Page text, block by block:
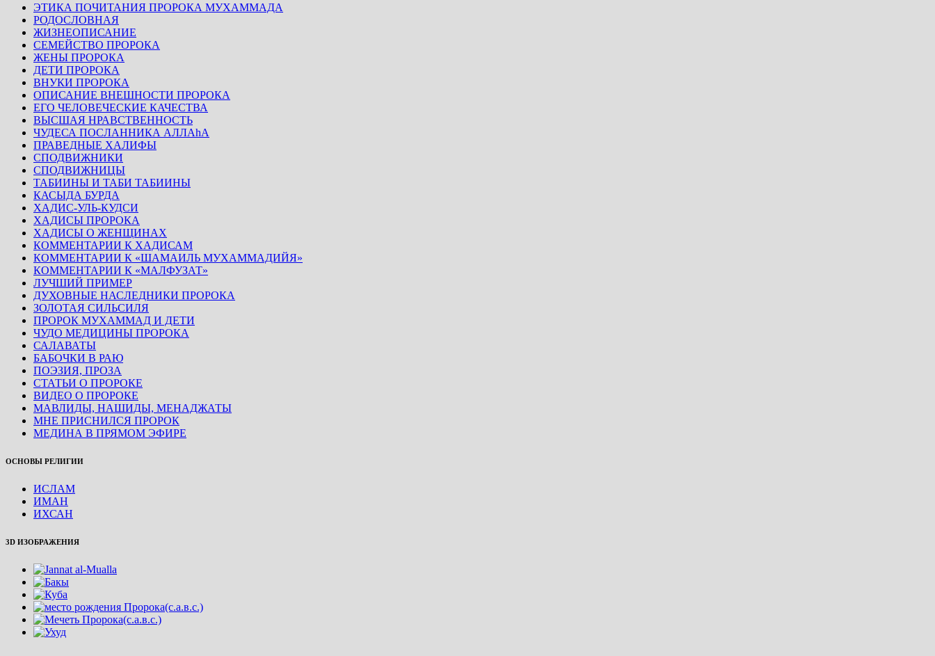
ЭТИКА ПОЧИТАНИЯ ПРОРОКА МУХАММАДА
РОДОСЛОВНАЯ
ЖИЗНЕОПИСАНИЕ
СЕМЕЙСТВО ПРОРОКА
ЖЕНЫ ПРОРОКА
ДЕТИ ПРОРОКА
ВНУКИ ПРОРОКА
ОПИСАНИЕ ВНЕШНОСТИ ПРОРОКА
ЕГО ЧЕЛОВЕЧЕСКИЕ КАЧЕСТВА
ВЫСШАЯ НРАВСТВЕННОСТЬ
ЧУДЕСА ПОСЛАННИКА АЛЛАhА
ПРАВЕДНЫЕ ХАЛИФЫ
СПОДВИЖНИКИ
СПОДВИЖНИЦЫ
ТАБИИНЫ И ТАБИ ТАБИИНЫ
КАСЫДА БУРДА
ХАДИС-УЛЬ-КУДСИ
ХАДИСЫ ПРОРОКА
ХАДИСЫ О ЖЕНЩИНАХ
КОММЕНТАРИИ К ХАДИСАМ
КОММЕНТАРИИ К «ШАМАИЛЬ МУХАММАДИЙЯ»
КОММЕНТАРИИ К «МАЛФУЗАТ»
ЛУЧШИЙ ПРИМЕР
ДУХОВНЫЕ НАСЛЕДНИКИ ПРОРОКА
ЗОЛОТАЯ СИЛЬСИЛЯ
ПРОРОК МУХАММАД И ДЕТИ
ЧУДО МЕДИЦИНЫ ПРОРОКА
САЛАВАТЫ
БАБОЧКИ В РАЮ
ПОЭЗИЯ, ПРОЗА
СТАТЬИ О ПРОРОКЕ
ВИДЕО О ПРОРОКЕ
МАВЛИДЫ, НАШИДЫ, МЕНАДЖАТЫ
МНЕ ПРИСНИЛСЯ ПРОРОК
МЕДИНА В ПРЯМОМ ЭФИРЕ
ОСНОВЫ РЕЛИГИИ
ИСЛАМ
ИМАН
ИХСАН
3D ИЗОБРАЖЕНИЯ